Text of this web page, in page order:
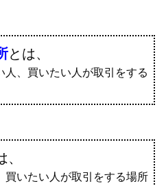
とは、
人、買いたい人が取引をする
、
買いたい人が取引をする場所